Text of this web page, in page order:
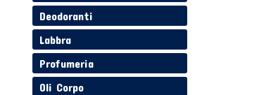
Deodoranti
Labbra
Profumeria
Oli Corpo